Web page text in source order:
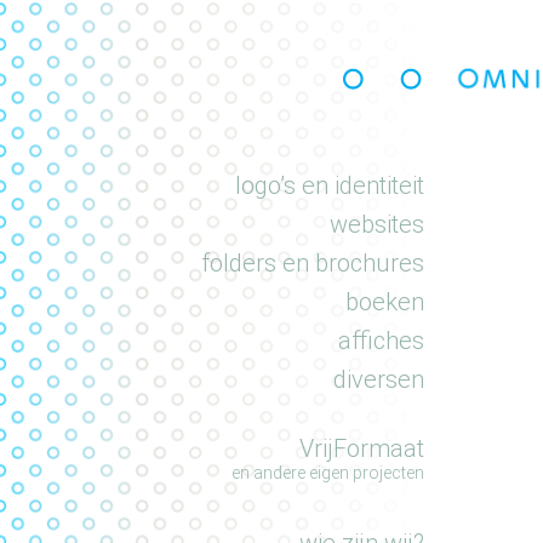
portfolio
logo’s en identiteit
websites
folders en brochures
boeken
affiches
diversen
VrijFormaat